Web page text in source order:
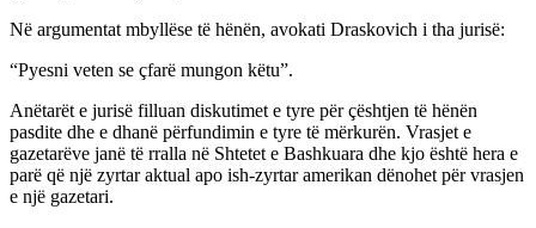
Në argumentat mbyllëse të hënën, avokati Draskovich i tha jurisë:
“Pyesni veten se çfarë mungon këtu”.
Anëtarët e jurisë filluan diskutimet e tyre për çështjen të hënën
pasdite dhe e dhanë përfundimin e tyre të mërkurën. Vrasjet e
gazetarëve janë të rralla në Shtetet e Bashkuara dhe kjo është hera e
parë që një zyrtar aktual apo ish-zyrtar amerikan dënohet për vrasjen
e një gazetari.